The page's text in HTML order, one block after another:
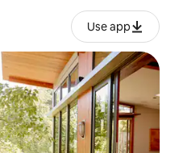
Use app